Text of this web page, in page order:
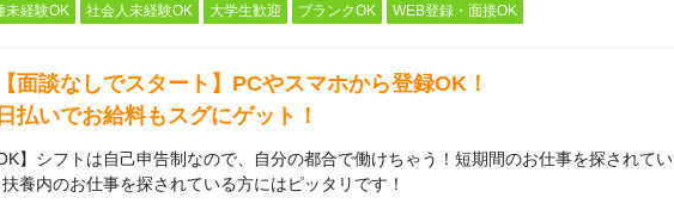
未経験OK 社会人未経験OK 大学生歓迎 ブランクOK WEB登録・面接OK
【面談なしでスタート】PCやスマホから登録OK！
日払いでお給料もスグにゲット！
】シフトは自己申告制なので、自分の都合で働けちゃう！短期間のお仕事を探されてい
養内のお仕事を探されている方にはピッタリです！